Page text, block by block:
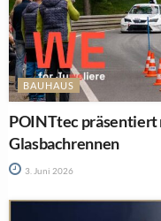
BAUHAUS
POINTtec präsentiert
Glasbachrennen
3. Juni 2026